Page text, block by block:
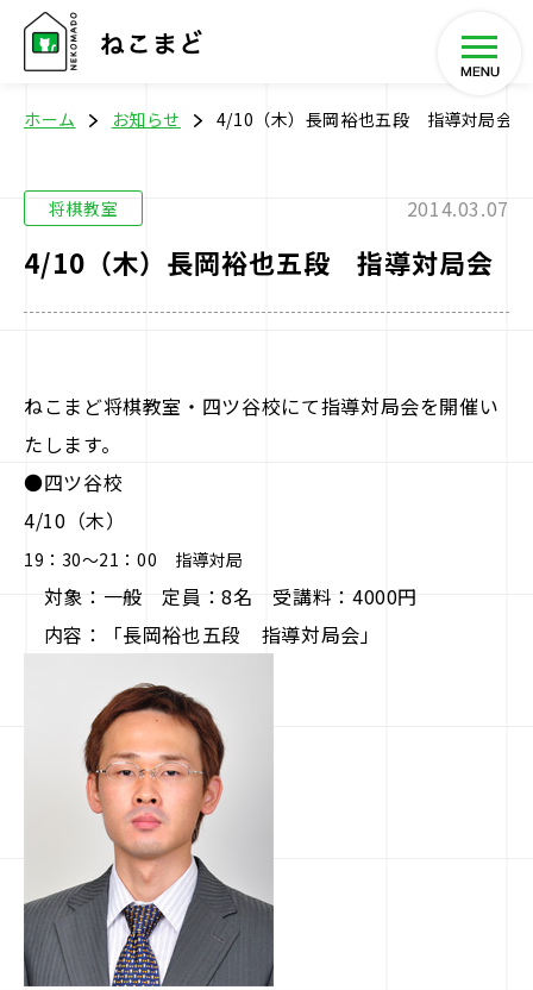
ホーム
将棋教室
イベント
駒doc.
企業情報
お問い合わせ
ホーム お知らせ 4/10（木）長岡裕也五段 指導対局会
将棋教室 2014.03.07
4/10（木）長岡裕也五段 指導対局会
ねこまど将棋教室・四ツ谷校にて指導対局会を開催い
たします。
●四ツ谷校
4/10（木）
19：30～21：00 指導対局
対象：一般 定員：8名 受講料：4000円
内容：「長岡裕也五段 指導対局会」